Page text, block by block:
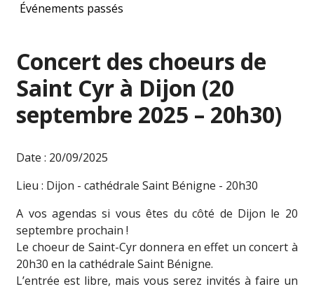
Événements passés
Concert des choeurs de
Saint Cyr à Dijon (20
septembre 2025 – 20h30)
Date : 20/09/2025
Lieu : Dijon - cathédrale Saint Bénigne - 20h30
A vos agendas si vous êtes du côté de Dijon le 20
septembre prochain !
Le choeur de Saint-Cyr donnera en effet un concert à
20h30 en la cathédrale Saint Bénigne.
L’entrée est libre, mais vous serez invités à faire un